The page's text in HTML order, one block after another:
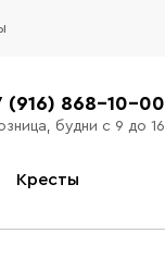
(916) 868-10-00
будни с 9 до 16
Кресты